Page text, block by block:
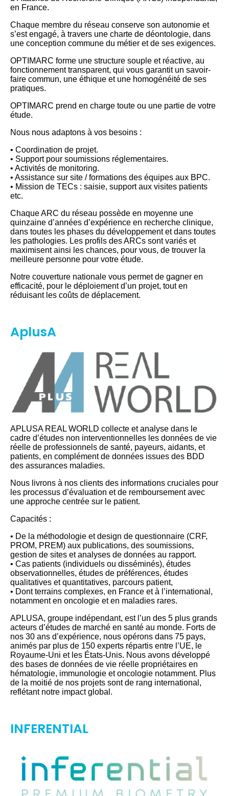
en France.
Chaque membre du réseau conserve son autonomie et
s’est engagé, à travers une charte de déontologie, dans
une conception commune du métier et de ses exigences.
OPTIMARC forme une structure souple et réactive, au
fonctionnement transparent, qui vous garantit un savoir-
faire commun, une éthique et une homogénéité de ses
pratiques.
OPTIMARC prend en charge toute ou une partie de votre
étude.
Nous nous adaptons à vos besoins :
• Coordination de projet.
• Support pour soumissions réglementaires.
• Activités de monitoring.
• Assistance sur site / formations des équipes aux BPC.
• Mission de TECs : saisie, support aux visites patients
etc.
Chaque ARC du réseau possède en moyenne une
quinzaine d’années d’expérience en recherche clinique,
dans toutes les phases du développement et dans toutes
les pathologies. Les profils des ARCs sont variés et
maximisent ainsi les chances, pour vous, de trouver la
meilleure personne pour votre étude.
Notre couverture nationale vous permet de gagner en
efficacité, pour le déploiement d’un projet, tout en
réduisant les coûts de déplacement.
AplusA
APLUSA REAL WORLD collecte et analyse dans le
cadre d’études non interventionnelles les données de vie
réelle de professionnels de santé, payeurs, aidants, et
patients, en complément de données issues des BDD
des assurances maladies.
Nous livrons à nos clients des informations cruciales pour
les processus d’évaluation et de remboursement avec
une approche centrée sur le patient.
Capacités :
• De la méthodologie et design de questionnaire (CRF,
PROM, PREM) aux publications, des soumissions,
gestion de sites et analyses de données au rapport.
• Cas patients (individuels ou disséminés), études
observationnelles, études de préférences, études
qualitatives et quantitatives, parcours patient,
• Dont terrains complexes, en France et à l’international,
notamment en oncologie et en maladies rares.
APLUSA, groupe indépendant, est l’un des 5 plus grands
acteurs d’études de marché en santé au monde. Forts de
nos 30 ans d’expérience, nous opérons dans 75 pays,
animés par plus de 150 experts répartis entre l’UE, le
Royaume-Uni et les États-Unis. Nous avons développé
des bases de données de vie réelle propriétaires en
hématologie, immunologie et oncologie notamment. Plus
de la moitié de nos projets sont de rang international,
reflétant notre impact global.
INFERENTIAL